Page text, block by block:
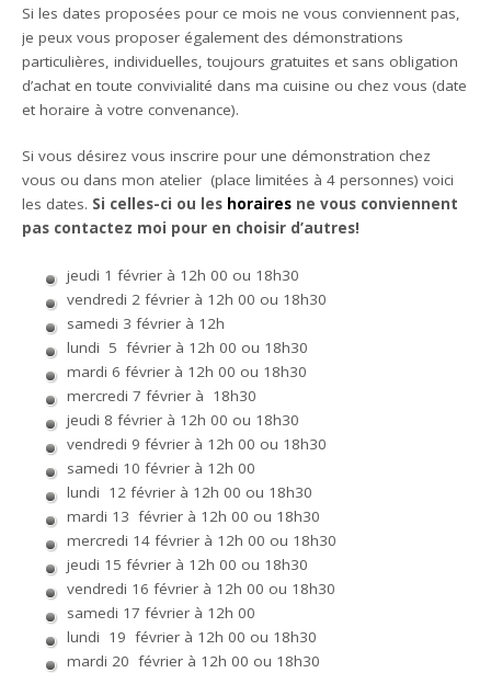
Si les dates proposées pour ce mois ne vous conviennent pas,
je peux vous proposer également des démonstrations
particulières, individuelles, toujours gratuites et sans obligation
d’achat en toute convivialité dans ma cuisine ou chez vous (date
et horaire à votre convenance).
Si vous désirez vous inscrire pour une démonstration chez
vous ou dans mon atelier (place limitées à 4 personnes) voici
les dates. Si celles-ci ou les horaires ne vous conviennent
pas contactez moi pour en choisir d’autres!
jeudi 1 février à 12h 00 ou 18h30
vendredi 2 février à 12h 00 ou 18h30
samedi 3 février à 12h
lundi 5 février à 12h 00 ou 18h30
mardi 6 février à 12h 00 ou 18h30
mercredi 7 février à 18h30
jeudi 8 février à 12h 00 ou 18h30
vendredi 9 février à 12h 00 ou 18h30
samedi 10 février à 12h 00
lundi 12 février à 12h 00 ou 18h30
mardi 13 février à 12h 00 ou 18h30
mercredi 14 février à 12h 00 ou 18h30
jeudi 15 février à 12h 00 ou 18h30
vendredi 16 février à 12h 00 ou 18h30
samedi 17 février à 12h 00
lundi 19 février à 12h 00 ou 18h30
mardi 20 février à 12h 00 ou 18h30